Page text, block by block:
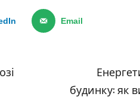
Email
будинку: як